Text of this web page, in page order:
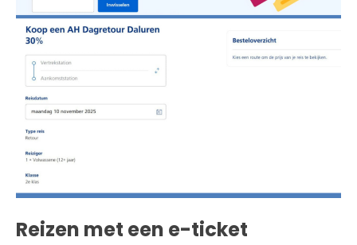
Reizen met een e-ticket